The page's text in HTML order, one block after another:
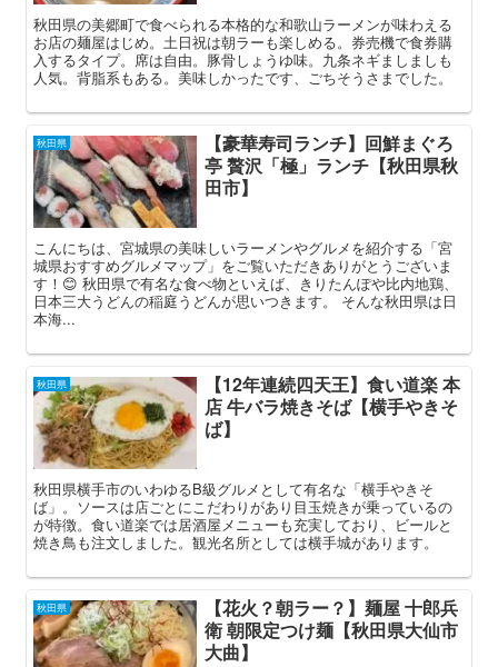
秋田県の美郷町で食べられる本格的な和歌山ラーメンが味わえる
お店の麺屋はじめ。土日祝は朝ラーも楽しめる。券売機で食券購
入するタイプ。席は自由。豚骨しょうゆ味。九条ネギましましも
人気。背脂系もある。美味しかったです、ごちそうさまでした。
秋田県
【豪華寿司ランチ】回鮮まぐろ
亭 贅沢「極」ランチ【秋田県秋
田市】
こんにちは、宮城県の美味しいラーメンやグルメを紹介する「宮
城県おすすめグルメマップ」をご覧いただきありがとうございま
す！😊 秋田県で有名な食べ物といえば、きりたんぽや比内地鶏、
日本三大うどんの稲庭うどんが思いつきます。 そんな秋田県は日
本海...
秋田県
【12年連続四天王】食い道楽 本
店 牛バラ焼きそば【横手やきそ
ば】
秋田県横手市のいわゆるB級グルメとして有名な「横手やきそ
ば」。ソースは店ごとにこだわりがあり目玉焼きが乗っているの
が特徴。食い道楽では居酒屋メニューも充実しており、ビールと
焼き鳥も注文しました。観光名所としては横手城があります。
秋田県
【花火？朝ラー？】麺屋 十郎兵
衛 朝限定つけ麺【秋田県大仙市
大曲】